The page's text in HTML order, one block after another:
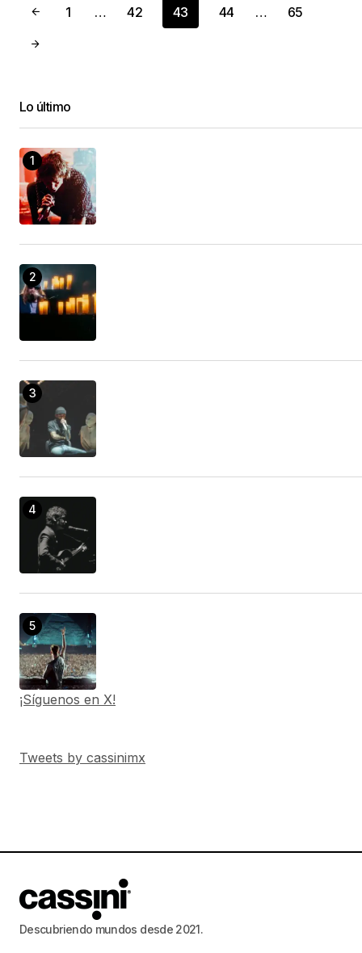
1 … 42 43 44 … 65
Lo último
¡Síguenos en X!
Tweets by cassinimx
Descubriendo mundos desde 2021.